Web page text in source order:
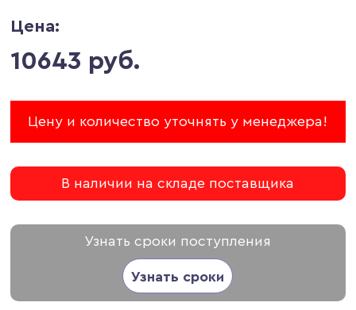
Цена:
10643 руб.
Цену и количество уточнять у менеджера!
В наличии на складе поставщика
Узнать сроки поступления
Узнать сроки